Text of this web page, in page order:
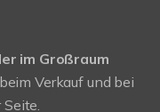
im Großraum
Verkauf und bei